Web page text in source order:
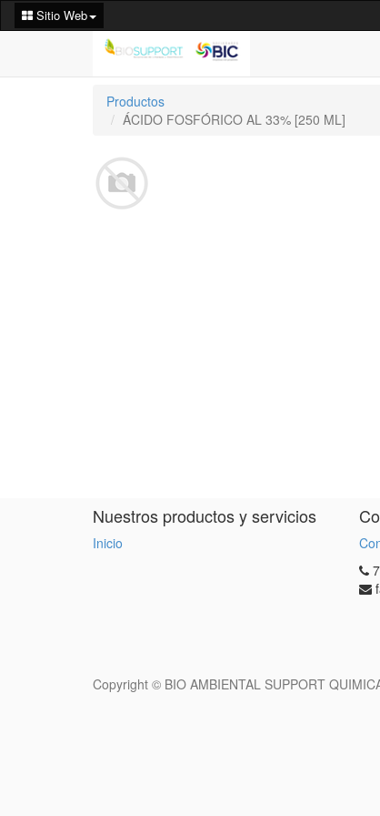
Sitio Web
Productos
ÁCIDO FOSFÓRICO AL 33% [250 ML]
Nuestros productos y servicios
Inicio
Copyright © BIO AMBIENTAL SUPPORT